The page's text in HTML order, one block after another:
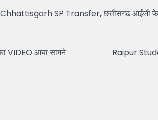
Chhattisgarh SP Transfer,छत्तीसगढ़ आईजी
VIDEO आया सामने
Raipur